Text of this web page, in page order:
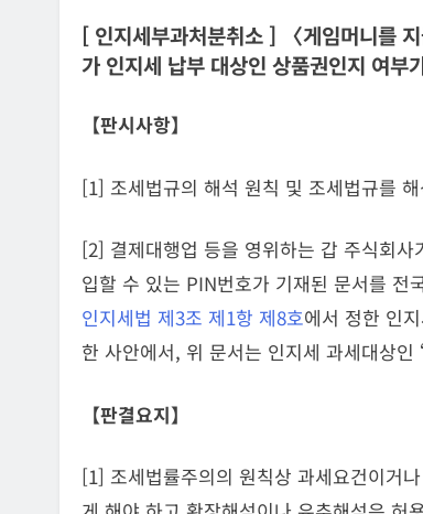
[ 인지세부과처분취소 ] 〈게임머니를
가 인지세 납부 대상인 상품권인지 여
【판시사항】
[1] 조세법규의 해석 원칙 및 조세법규를
[2] 결제대행업 등을 영위하는 갑 주식회
입할 수 있는 PIN번호가 기재된 문서를 전
인지세법 제3조 제1항 제8호에서 정한 인
한 사안에서, 위 문서는 인지세 과세대상인
【판결요지】
[1] 조세법률주의의 원칙상 과세요건이거
아이피티브이 운영자
[INTERPOL] 아프리